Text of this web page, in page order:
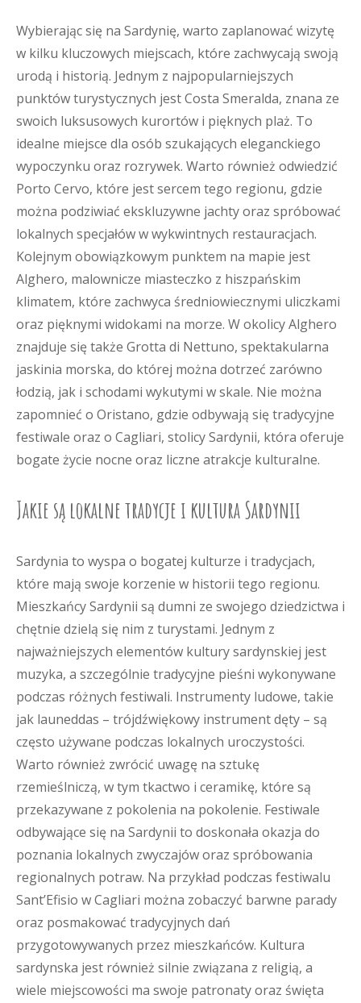
Wybierając się na Sardynię, warto zaplanować wizytę
w kilku kluczowych miejscach, które zachwycają swoją
urodą i historią. Jednym z najpopularniejszych
punktów turystycznych jest Costa Smeralda, znana ze
swoich luksusowych kurortów i pięknych plaż. To
idealne miejsce dla osób szukających eleganckiego
wypoczynku oraz rozrywek. Warto również odwiedzić
Porto Cervo, które jest sercem tego regionu, gdzie
można podziwiać ekskluzywne jachty oraz spróbować
lokalnych specjałów w wykwintnych restauracjach.
Kolejnym obowiązkowym punktem na mapie jest
Alghero, malownicze miasteczko z hiszpańskim
klimatem, które zachwyca średniowiecznymi uliczkami
oraz pięknymi widokami na morze. W okolicy Alghero
znajduje się także Grotta di Nettuno, spektakularna
jaskinia morska, do której można dotrzeć zarówno
łodzią, jak i schodami wykutymi w skale. Nie można
zapomnieć o Oristano, gdzie odbywają się tradycyjne
festiwale oraz o Cagliari, stolicy Sardynii, która oferuje
bogate życie nocne oraz liczne atrakcje kulturalne.
Jakie są lokalne tradycje i kultura Sardynii
Sardynia to wyspa o bogatej kulturze i tradycjach,
które mają swoje korzenie w historii tego regionu.
Mieszkańcy Sardynii są dumni ze swojego dziedzictwa i
chętnie dzielą się nim z turystami. Jednym z
najważniejszych elementów kultury sardynskiej jest
muzyka, a szczególnie tradycyjne pieśni wykonywane
podczas różnych festiwali. Instrumenty ludowe, takie
jak launeddas – trójdźwiękowy instrument dęty – są
często używane podczas lokalnych uroczystości.
Warto również zwrócić uwagę na sztukę
rzemieślniczą, w tym tkactwo i ceramikę, które są
przekazywane z pokolenia na pokolenie. Festiwale
odbywające się na Sardynii to doskonała okazja do
poznania lokalnych zwyczajów oraz spróbowania
regionalnych potraw. Na przykład podczas festiwalu
Sant’Efisio w Cagliari można zobaczyć barwne parady
oraz posmakować tradycyjnych dań
przygotowywanych przez mieszkańców. Kultura
sardynska jest również silnie związana z religią, a
wiele miejscowości ma swoje patronaty oraz święta